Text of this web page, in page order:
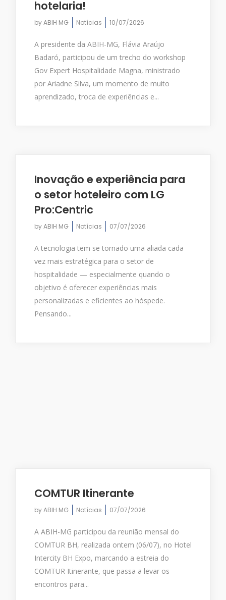
hotelaria!
byABIH MG Notícias 10/07/2026
A presidente da ABIH-MG, Flávia Araújo
Badaró, participou de um trecho do workshop
Gov Expert Hospitalidade Magna, ministrado
por Ariadne Silva, um momento de muito
aprendizado, troca de experiências e...
Inovação e experiência para
o setor hoteleiro com LG
Pro:Centric
byABIH MG Notícias 07/07/2026
A tecnologia tem se tornado uma aliada cada
vez mais estratégica para o setor de
hospitalidade — especialmente quando o
objetivo é oferecer experiências mais
personalizadas e eficientes ao hóspede.
Pensando...
COMTUR Itinerante
byABIH MG Notícias 07/07/2026
A ABIH-MG participou da reunião mensal do
COMTUR BH, realizada ontem (06/07), no Hotel
Intercity BH Expo, marcando a estreia do
COMTUR Itinerante, que passa a levar os
encontros para...